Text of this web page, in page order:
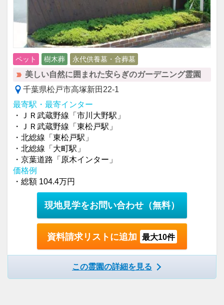
ペット 樹木葬 永代供養墓・合葬墓
美しい自然に囲まれた安らぎのガーデニング霊園
千葉県松戸市高塚新田22-1
最寄駅・最寄インター
・ＪＲ武蔵野線「市川大野駅」
・ＪＲ武蔵野線「東松戸駅」
・北総線「東松戸駅」
・北総線「大町駅」
・京葉道路「原木インター」
価格例
・総額 104.4万円
現地見学をお問い合わせ （無料）
資料請求リストに追加 最大10件
この霊園の詳細を見る